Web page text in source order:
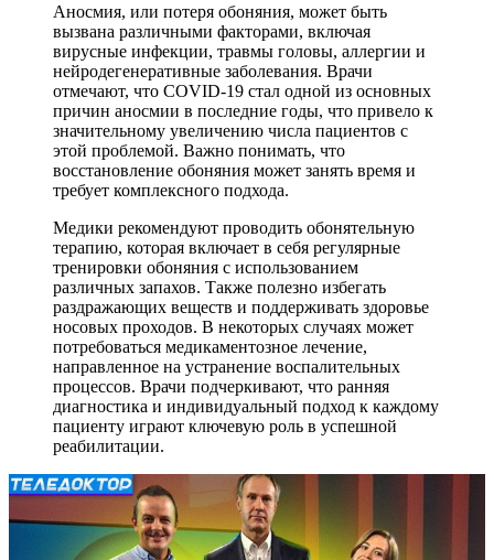
Аносмия, или потеря обоняния, может быть
вызвана различными факторами, включая
вирусные инфекции, травмы головы, аллергии и
нейродегенеративные заболевания. Врачи
отмечают, что COVID-19 стал одной из основных
причин аносмии в последние годы, что привело к
значительному увеличению числа пациентов с
этой проблемой. Важно понимать, что
восстановление обоняния может занять время и
требует комплексного подхода.
Медики рекомендуют проводить обонятельную
терапию, которая включает в себя регулярные
тренировки обоняния с использованием
различных запахов. Также полезно избегать
раздражающих веществ и поддерживать здоровье
носовых проходов. В некоторых случаях может
потребоваться медикаментозное лечение,
направленное на устранение воспалительных
процессов. Врачи подчеркивают, что ранняя
диагностика и индивидуальный подход к каждому
пациенту играют ключевую роль в успешной
реабилитации.